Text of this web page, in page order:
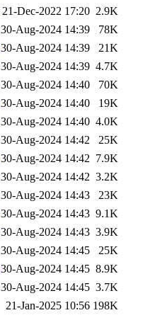
21-Dec-2022 17:20 2.9K
30-Aug-2024 14:39
78K
30-Aug-2024 14:39
21K
30-Aug-2024 14:39 4.7K
30-Aug-2024 14:40
70K
30-Aug-2024 14:40
19K
30-Aug-2024 14:40 4.0K
30-Aug-2024 14:42
25K
30-Aug-2024 14:42 7.9K
30-Aug-2024 14:42 3.2K
30-Aug-2024 14:43
23K
30-Aug-2024 14:43 9.1K
30-Aug-2024 14:43 3.9K
30-Aug-2024 14:45
25K
30-Aug-2024 14:45 8.9K
30-Aug-2024 14:45 3.7K
21-Jan-2025 10:56 198K